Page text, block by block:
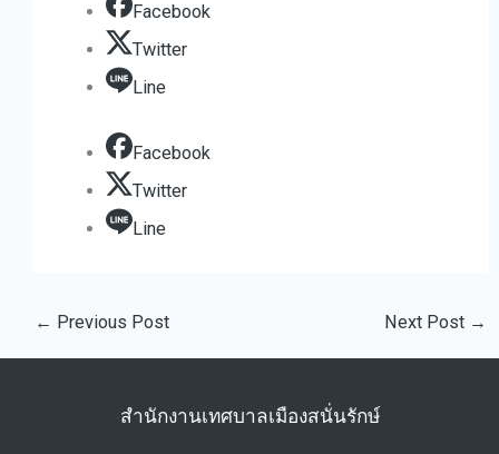
Facebook
Twitter
Line
Facebook
Twitter
Line
← Previous Post Next Post →
สำนักงานเทศบาลเมืองสนั่นรักษ์